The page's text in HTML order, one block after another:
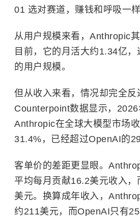
01 选对赛道，赚钱和呼吸一
从用户规模来看，Anthropic其
目前，它的月活大约1.34亿
的用户规模。
但从收入来看，情况却完全反
Counterpoint数据显示，2026
Anthropic在全球大模型市场
31.4%，已经超过OpenAI的
客单价的差距更显眼。
平均每月贡献16.2美元收入
美元。换算成年收入，
约211美元，而OpenAI只有